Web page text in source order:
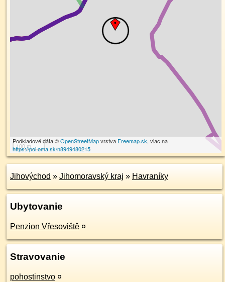
100 m
Podkladové dáta ©OpenStreetMapvrstva Freemap.sk, viac na
https://poi.oma.sk/n8949480215
Jihovýchod » Jihomoravský kraj » Havraníky
Ubytovanie
Penzion Vřesoviště ¤
Stravovanie
pohostinstvo ¤